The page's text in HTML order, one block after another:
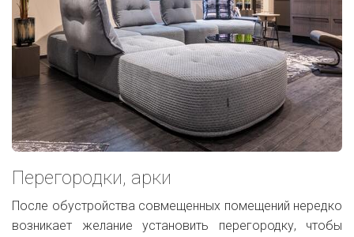
Перегородки, арки
После обустройства совмещенных помещений нередко
возникает желание установить перегородку, чтобы